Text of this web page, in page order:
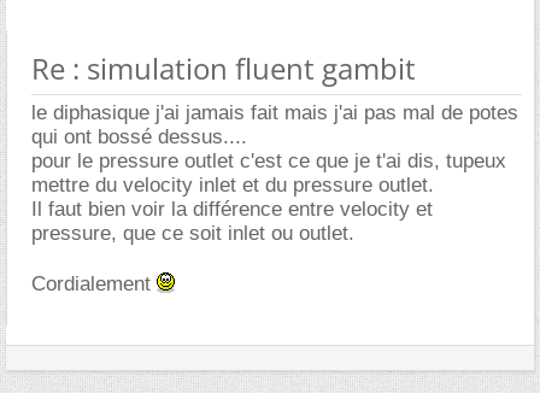
Re : simulation fluent gambit
le diphasique j'ai jamais fait mais j'ai pas mal de potes
qui ont bossé dessus....
pour le pressure outlet c'est ce que je t'ai dis, tupeux
mettre du velocity inlet et du pressure outlet.
Il faut bien voir la différence entre velocity et
pressure, que ce soit inlet ou outlet.
Cordialement